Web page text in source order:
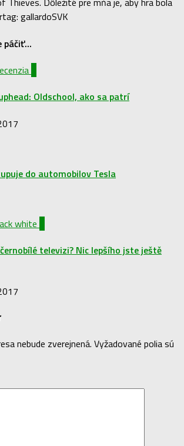
gallardoSVK
páčiť...
Oldschool, ako sa patrí
do automobilov Tesla
televizi? Nic lepšího jste ještě
nebude zverejnená. Vyžadované polia sú